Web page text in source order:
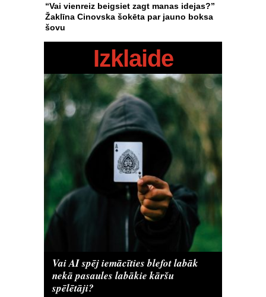
“Vai vienreiz beigsiet zagt manas idejas?”
Žaklīna Cinovska šokēta par jauno boksa
šovu
Izklaide
Vai AI spēj iemācīties blefot labāk
nekā pasaules labākie kāršu
spēlētāji?